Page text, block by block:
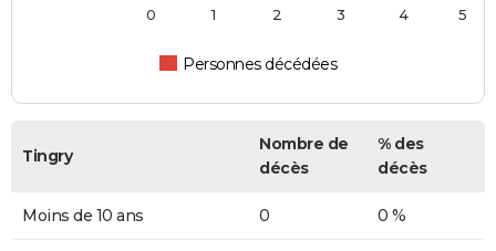
Personnes décédées
0 1 2 3 4 5
Tingry
Nombre de
décès
% des
décès
Moins de 10 ans 0 0 %